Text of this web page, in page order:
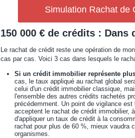
Simulation Rachat de
150 000 € de crédits :
Le rachat de crédit reste une opération de
cas par cas. Voici 3 cas dans lesquels le
Si un crédit immobilier représente
cas, le taux appliqué au rachat global
celui d'un crédit immobilier classique,
l'ensemble des autres crédits rachetés
précédemment. Un point de vigilance
acceptent le rachat de crédit immobilier,
d'appliquer un taux de crédit à la
rachat pour plus de 60 %, mieux vaudra
organismes.